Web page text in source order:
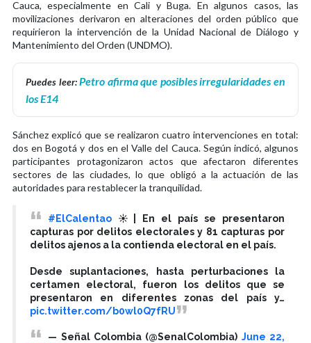
Cauca, especialmente en Cali y Buga. En algunos casos, las
movilizaciones derivaron en alteraciones del orden público que
requirieron la intervención de la Unidad Nacional de Diálogo y
Mantenimiento del Orden (UNDMO).
Puedes leer:Petro afirma que posibles irregularidades en
los E14
Sánchez explicó que se realizaron cuatro intervenciones en total:
dos en Bogotá y dos en el Valle del Cauca. Según indicó, algunos
participantes protagonizaron actos que afectaron diferentes
sectores de las ciudades, lo que obligó a la actuación de las
autoridades para restablecer la tranquilidad.
#ElCalentao ☀️| En el país se presentaron
capturas por delitos electorales y 81 capturas por
delitos ajenos a la contienda electoral en el país.
Desde suplantaciones, hasta perturbaciones la
certamen electoral, fueron los delitos que se
presentaron en diferentes zonas del país y…
pic.twitter.com/b0wl0Q7fRU
— Señal Colombia (@SenalColombia) June 22,